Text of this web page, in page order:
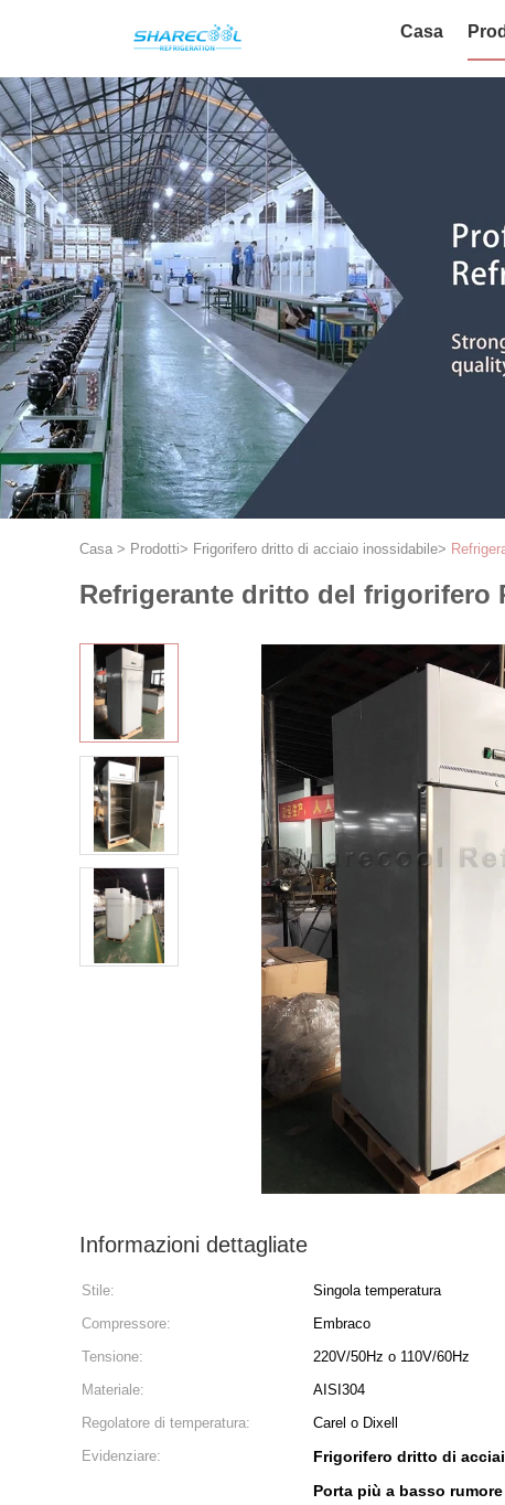
Casa
Casa > Prodotti> Frigorifero dritto di acciaio inossidabile>
Refrigerante dritto del frigorifero
Informazioni dettagliate
Stile: Singola temperatura
Compressore:
Embraco
Tensione:
220V/50Hz o 110V/60Hz
Materiale:
AISI304
Regolatore di temperatura:
Carel o Dixell
Evidenziare:
Frigorifero dritto di
Porta più a basso